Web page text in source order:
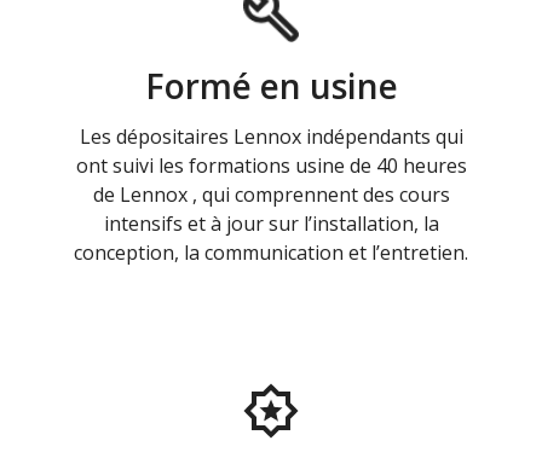
Formé en usine
Les dépositaires Lennox indépendants qui
ont suivi les formations usine de 40 heures
de Lennox , qui comprennent des cours
intensifs et à jour sur l’installation, la
conception, la communication et l’entretien.